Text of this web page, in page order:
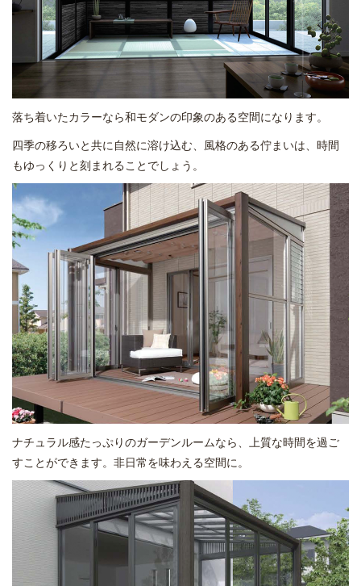
落ち着いたカラーなら和モダンの印象のある空間になります。
四季の移ろいと共に自然に溶け込む、風格のある佇まいは、時間
もゆっくりと刻まれることでしょう。
ナチュラル感たっぷりのガーデンルームなら、上質な時間を過ご
すことができます。非日常を味わえる空間に。